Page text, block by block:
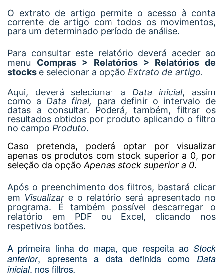
O extrato de artigo permite o acesso à conta
corrente de artigo com todos os movimentos,
para um determinado período de análise.
Para consultar este relatório deverá aceder ao
menu Compras > Relatórios > Relatórios de
stocks e selecionar a opção Extrato de artigo.
Aqui, deverá selecionar a Data inicial, assim
como a Data final, para definir o intervalo de
datas a consultar. Poderá, também, filtrar os
resultados obtidos por produto aplicando o filtro
no campo Produto.
Caso pretenda, poderá optar por visualizar
apenas os produtos com stock superior a 0, por
seleção da opção Apenas stock superior a 0.
Após o preenchimento dos filtros, bastará clicar
em Visualizareo relatório será apresentado no
programa. É também possível descarregar o
relatório em PDF ou Excel, clicando nos
respetivos botões.
A primeira linha do mapa, que respeita ao Stock
anterior, apresenta a data definida como Data
inicial, nos filtros.